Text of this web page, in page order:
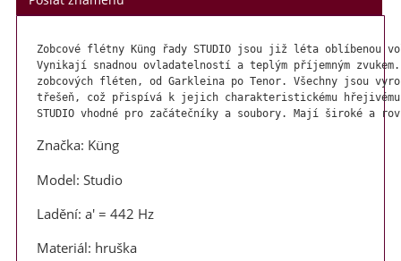
Zobcové flétny Küng řady STUDIO jsou již léta oblíbenou
Vynikají snadnou ovladatelností a teplým příjemným
zobcových fléten, od Garkleina po Tenor. Všechny jsou
třešeň, což přispívá k jejich charakteristickému
STUDIO vhodné pro začátečníky a soubory. Mají široké a
Značka: Küng
Model: Studio
Ladění: a' = 442 Hz
Materiál: hruška